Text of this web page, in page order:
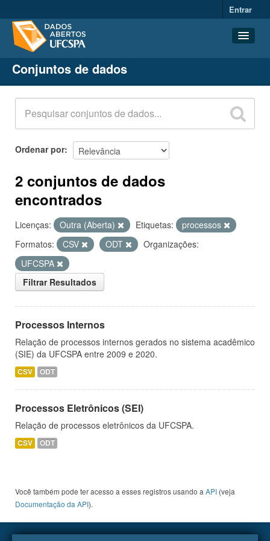
Entrar
Conjuntos de dados
Organizações
Grupos
Sobre
Conjuntos de dados
Ordenar por
2 conjuntos de dados
encontrados
Licenças: Outra (Aberta) Etiquetas:
processos
Formatos:
CSV ODT
Organizações:
UFCSPA
Filtrar Resultados
Processos Internos
Relação de processos internos gerados no sistema acadêmico
(SIE) da UFCSPA entre 2009 e 2020.
CSV ODT
Processos Eletrônicos (SEI)
Relação de processos eletrônicos da UFCSPA.
CSV ODT
Você também pode ter acesso a esses registros usando a API (veja
Documentação da API).